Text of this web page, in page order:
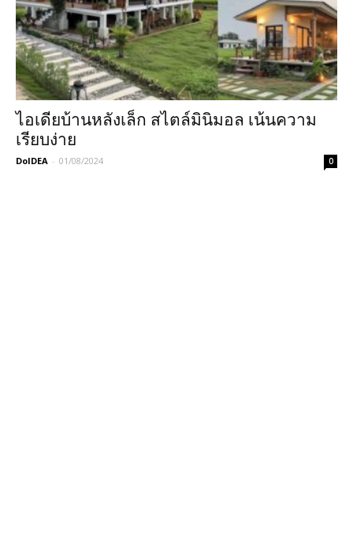
ไอเดียบ้านหลังเล็ก สไตล์มินิมอล เน้นความ
เรียบง่าย
DoIDEA - 01/08/2024 0